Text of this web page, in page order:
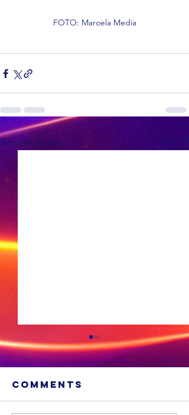
FOTO: Maroela Media
Recent Posts See All
Comments